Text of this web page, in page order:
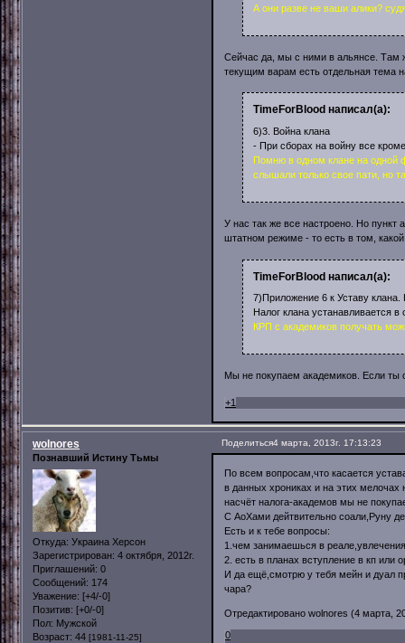
А они разве не ваши алики?
Сейчас да, мы с ними в альянсе. Там
текущим варам есть отдельная тема
TimeForBlood написал(а):
6)3. Война клана
- При сборах на войну все
Помню в одном клане на одной
слышали только свое пати, но
У нас так же все настроено. Но пункт
штатном режиме - то есть в том,
TimeForBlood написал(а):
7)Приложение 6 к Уставу клана.
Налог клана устанавливается
КРП с академиков получать
Мы не покупаем академиков. Если ты
+1
Поделиться4 марта, 2013г. 17:13:23
wolnores
Познавший Истину Тьмы
Откуда: Украина Херсон
Зарегистрирован: 4 октября, 2012г.
Приглашений: 0
Сообщений: 174
Уважение: [+4/-0]
Позитив: [+0/-0]
Пол: Мужской
Возраст: 44 [1981-11-25]
По всем вопросам,что касается
в данных хрониках и на этих мелочах
насчёт налога-академов мы не
С АоХами дейтвительно соали,Руну
Есть и к тебе вопросы:
1.чем занимаешься в
2. есть в планах вступление в кп или
И да ещё,смотрю у тебя мейн и дуал
чара?
Отредактировано wolnores (4 марта,
0